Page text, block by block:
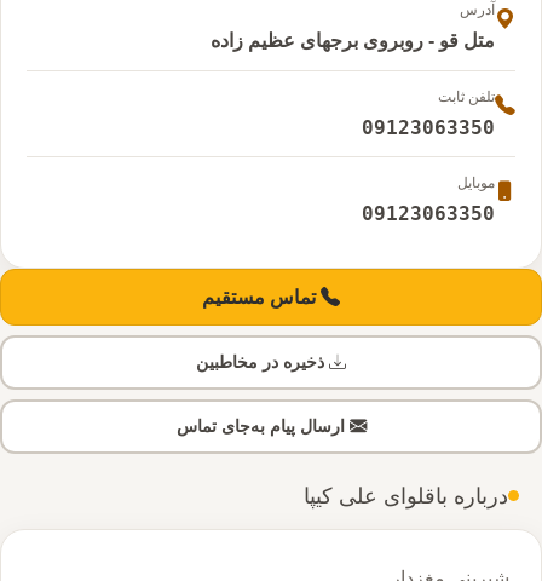
درباره باقلوای علی کیپا
آدرس
متل قو - روبروی برجهای عظیم زاده
تلفن ثابت
09123063350
موبایل
09123063350
تماس مستقیم
ذخیره در مخاطبین
ارسال پیام به‌جای تماس